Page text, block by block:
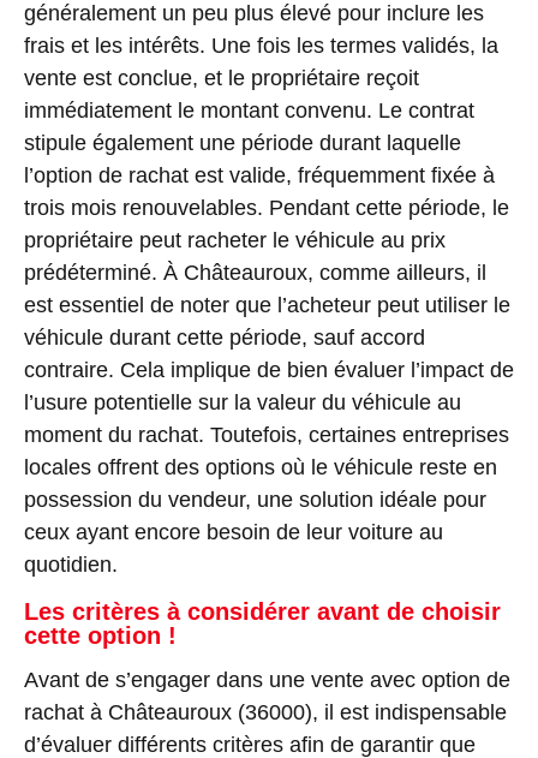
généralement un peu plus élevé pour inclure les
frais et les intérêts. Une fois les termes validés, la
vente est conclue, et le propriétaire reçoit
immédiatement le montant convenu. Le contrat
stipule également une période durant laquelle
l’option de rachat est valide, fréquemment fixée à
trois mois renouvelables. Pendant cette période, le
propriétaire peut racheter le véhicule au prix
prédéterminé. À Châteauroux, comme ailleurs, il
est essentiel de noter que l’acheteur peut utiliser le
véhicule durant cette période, sauf accord
contraire. Cela implique de bien évaluer l’impact de
l’usure potentielle sur la valeur du véhicule au
moment du rachat. Toutefois, certaines entreprises
locales offrent des options où le véhicule reste en
possession du vendeur, une solution idéale pour
ceux ayant encore besoin de leur voiture au
quotidien.
Les critères à considérer avant de choisir
cette option !
Avant de s’engager dans une vente avec option de
rachat à Châteauroux (36000), il est indispensable
d’évaluer différents critères afin de garantir que